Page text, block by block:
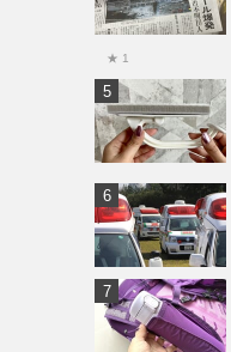
★ 1